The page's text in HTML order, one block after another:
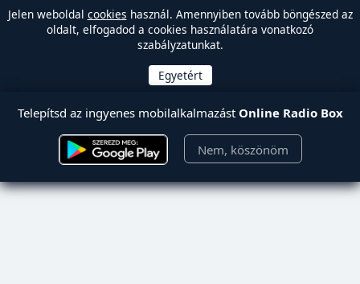
Jelen weboldal cookies használ. Amennyiben tovább böngészed az
oldalt, elfogadod a cookies használatára vonatkozó
szabályzatunkat.
Telepítsd az ingyenes mobilalkalmazást Online Radio Box
Nem, köszönöm